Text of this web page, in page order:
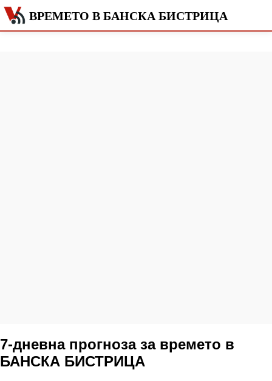
ВРЕМЕТО В БАНСКА БИСТРИЦА
7-дневна прогноза за времето в
БАНСКА БИСТРИЦА